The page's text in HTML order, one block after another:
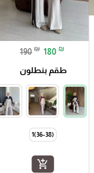
190 ₪ 180 ₪
طقم بنطلون
(36-38)1
add_shopping_cart